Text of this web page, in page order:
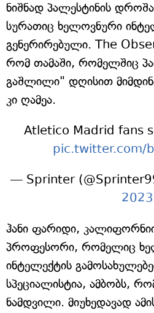
ნიშნად პალესტინის
სურათიც ხელოვნური
გენერირებული. The
რომ თამაში, რომელშიც
გაშლილი" დღისით
კი ღამეა.
Atletico Madrid fans
pic.twitter.com/
— Sprinter
2023
ჰანი ფარიდი,
პროფესორი, რომელიც
ინტელექტის
სპეციალისტია, ამბობს,
ნამდვილი. მიუხედავად